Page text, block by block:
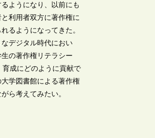
ようになり、以前にも
利用者双方に著作権に
るようになってきた。
デジタル時代におい
の著作権リテラシー
育成にどのように貢献で
学図書館による著作権
ら考えてみたい。